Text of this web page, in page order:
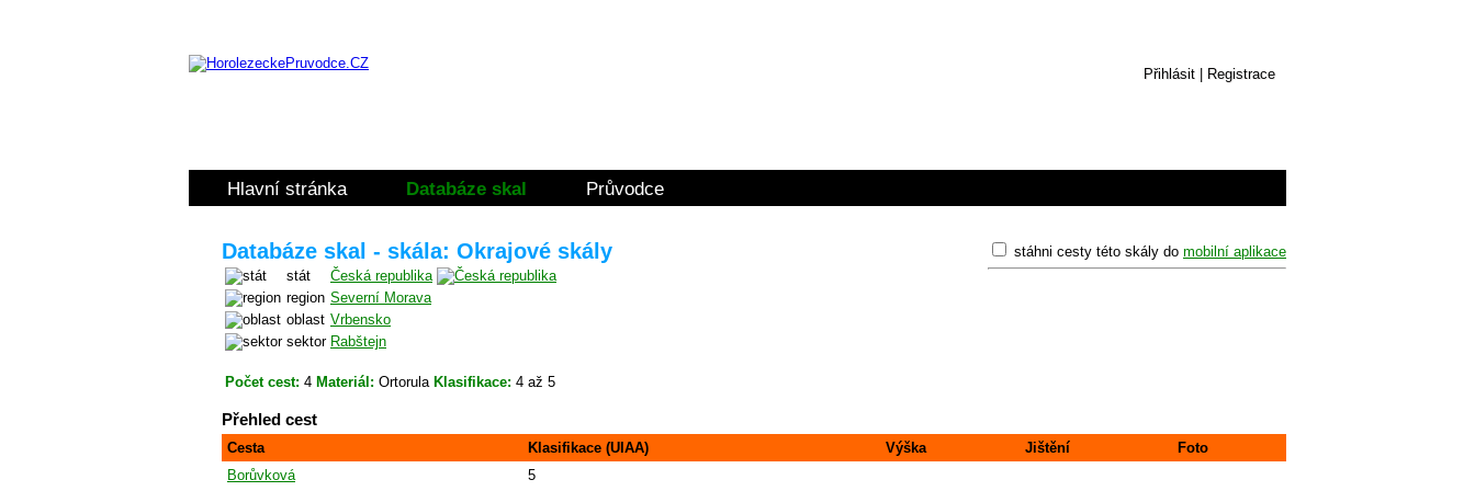
Přihlásit Registrace
Hlavní stránka Databáze skal Průvodce
stáhni cesty této skály do mobilní aplikace
Databáze skal - skála: Okrajové skály
stát
Česká republika
region Severní Morava
oblast Vrbensko
sektor Rabštejn
Počet cest: 4 Materiál: Ortorula Klasifikace: 4 až 5
Přehled cest
Cesta Klasifikace (UIAA) Výška Jištění
Foto
Borůvková
5